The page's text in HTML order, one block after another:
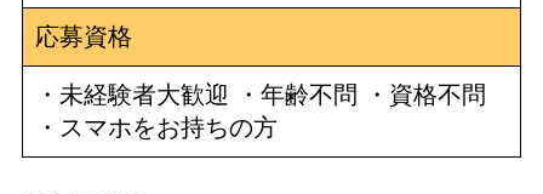
応募資格
・未経験者大歓迎 ・年齢不問 ・資格不問
・スマホをお持ちの方